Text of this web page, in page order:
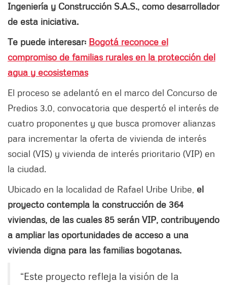
Ingeniería y Construcción S.A.S., como desarrollador
de esta iniciativa.
Te puede interesar: Bogotá reconoce el
compromiso de familias rurales en la protección del
agua y ecosistemas
El proceso se adelantó en el marco del Concurso de
Predios 3.0, convocatoria que despertó el interés de
cuatro proponentes y que busca promover alianzas
para incrementar la oferta de vivienda de interés
social (VIS) y vivienda de interés prioritario (VIP) en
la ciudad.
Ubicado en la localidad de Rafael Uribe Uribe, el
proyecto contempla la construcción de 364
viviendas, de las cuales 85 serán VIP, contribuyendo
a ampliar las oportunidades de acceso a una
vivienda digna para las familias bogotanas.
“Este proyecto refleja la visión de la